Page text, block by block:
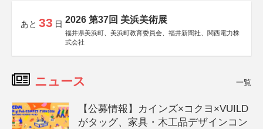
あと 33 日 2026 第37回 美浜美術展
福井県美浜町、美浜町教育委員会、福井新聞社、関西電力株
式会社
ニュース 一覧
【公募情報】カインズ×コクヨ×VUILD
がタッグ、家具・木工品デザインコン